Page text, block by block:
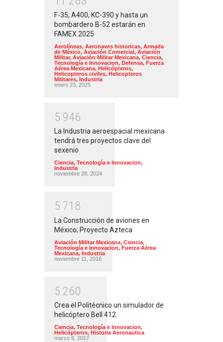
F-35, A400, KC-390 y hasta un
bombardero B-52 estarán en
FAMEX 2025
Aerolíneas, Aeronaves historicas, Armada
de México, Aviación Comercial, Aviación
Militar, Aviación Militar Mexicana, Ciencia,
Tecnología e Innovacion, Defensa, Fuerza
Aérea Mexicana, Helicópteros,
Helicopteros civiles, Helicopteros
Militares, Industria
enero 23, 2025
5 946
La Industria aeroespacial mexicana
tendrá tres proyectos clave del
sexenio
Ciencia, Tecnología e Innovacion,
Industria
noviembre 28, 2024
5 71 8
La Construcción de aviones en
México; Proyecto Azteca
Aviación Militar Mexicana, Ciencia,
Tecnología e Innovacion, Fuerza Aérea
Mexicana, Industria
noviembre 11, 2016
5 260
Crea el Politécnico un simulador de
helicóptero Bell 412.
Ciencia, Tecnología e Innovacion,
Helicópteros, Historia Aeronautica
marzo 9, 2017